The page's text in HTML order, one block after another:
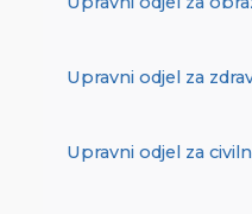
Upravni odjel za
Upravni odjel za